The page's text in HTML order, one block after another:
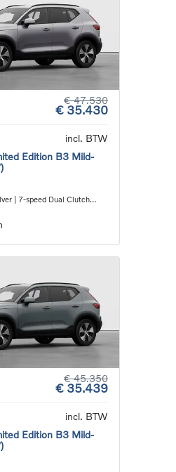
€ 47.530
€ 35.430
incl. BTW
Edition B3 Mild-
| 7-speed Dual Clutch
€ 45.350
€ 35.439
incl. BTW
Edition B3 Mild-